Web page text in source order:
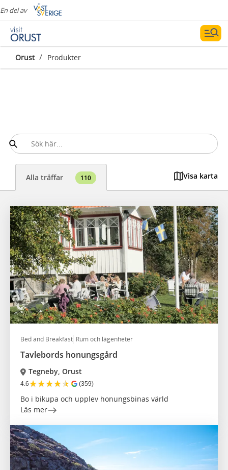
En del av
Orust / Produkter
Alla träffar 110 Visa karta
Bed and Breakfast Rum och lägenheter
Tavlebords honungsgård
Tegneby, Orust
4.6★★★★★ (359)
Bo i bikupa och upplev honungsbinas värld
Läs mer